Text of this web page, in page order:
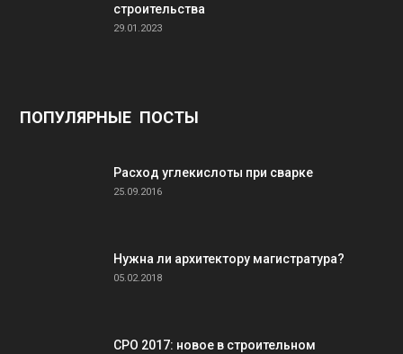
строительства
29.01.2023
ПОПУЛЯРНЫЕ ПОСТЫ
Расход углекислоты при сварке
25.09.2016
Нужна ли архитектору магистратура?
05.02.2018
СРО 2017: новое в строительном